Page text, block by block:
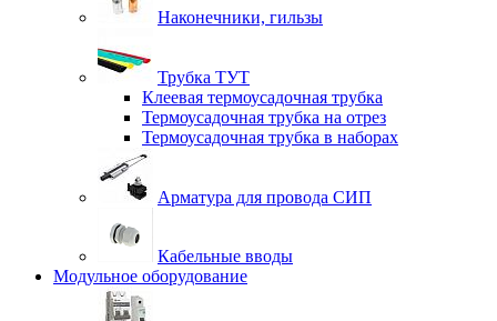
Наконечники, гильзы
Трубка ТУТ
Клеевая термоусадочная трубка
Термоусадочная трубка на отрез
Термоусадочная трубка в наборах
Арматура для провода СИП
Кабельные вводы
Модульное оборудование